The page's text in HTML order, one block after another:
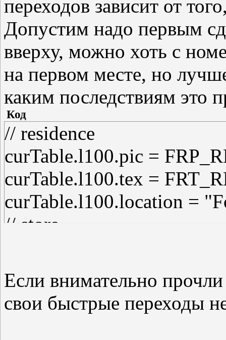
curTable.l3.pic =
curTable.l3.tex =
curTable.l3.location =
переходов зависит от
Допустим надо первым
вверху, можно хоть с
на первом месте, но
каким последствиям это
Код
// residence
curTable.l100.pic =
curTable.l100.tex =
curTable.l100.location =
// store
curTable.l1.tex =
curTable.l1.location =
Если внимательно
свои быстрые переходы